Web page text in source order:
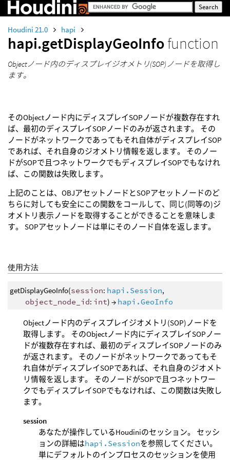
Houdini 21.0 hapi
hapi.getDisplayGeoInfofunction
Objectノード内のディスプレイジオメトリ(SOP)ノードを取得し
ます。
そのObjectノード内にディスプレイSOPノードが複数存在すれ
ば、最初のディスプレイSOPノードのみが返されます。 その
ノードがネットワークであってもそれ自体がディスプレイSOP
であれば、それ自身のジオメトリ情報を返します。 そのノー
ドがSOPで且つネットワークでもディスプレイSOPでもなけれ
ば、この関数は失敗します。
上記のことは、OBJアセットノードとSOPアセットノードのど
ちらに対しても安全にこの関数をコールして、同じ(同等の)ジ
オメトリ表示ノードを取得することができることを意味しま
す。 SOPアセットノードは単にそのノード自体を返します。
使用方法
getDisplayGeoInfo(session: hapi.Session,
object_node_id: int) → hapi.GeoInfo
Objectノード内のディスプレイジオメトリ(SOP)ノードを
取得します。 そのObjectノード内にディスプレイSOPノー
ドが複数存在すれば、最初のディスプレイSOPノードのみ
が返されます。 そのノードがネットワークであってもそ
れ自体がディスプレイSOPであれば、それ自身のジオメト
リ情報を返します。 そのノードがSOPで且つネットワー
クでもディスプレイSOPでもなければ、この関数は失敗し
ます。
session
あなたが操作しているHoudiniのセッション。 セッシ
ョンの詳細はhapi.Sessionを参照してください。
単にデフォルトのインプロセスのセッションを使用